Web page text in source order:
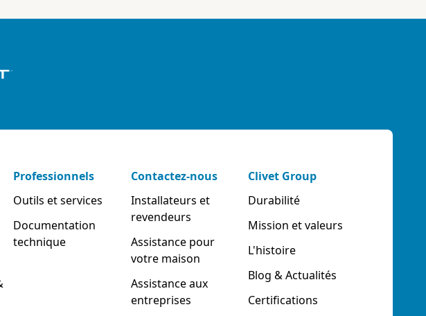
Professionnels
Outils et services
Documentation
technique
Contactez-nous
Installateurs et
revendeurs
Assistance pour
votre maison
Assistance aux
entreprises
Clivet Group
Durabilité
Mission et valeurs
L'histoire
Blog & Actualités
Certifications